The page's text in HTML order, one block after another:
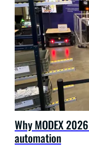
Why MODEX
automation